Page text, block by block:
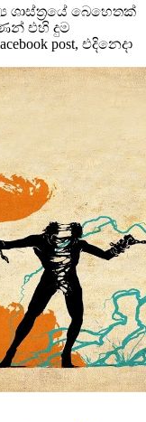
ශාස්ත්‍රයේ බෙහෙතක්
එහි දුම
post, එදිනෙදා